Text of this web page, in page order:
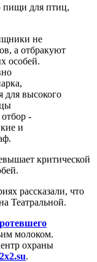
пищи для птиц,
не
а отбракуют
особей.
для высокого
-
и
критической
рассказали, что
Театральной.
молоком.
охраны
2x2.su.